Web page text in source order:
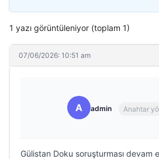
1 yazı görüntüleniyor (toplam 1)
07/06/2026: 10:51 am
A admin Anahtar
Gülistan Doku soruşturması devam